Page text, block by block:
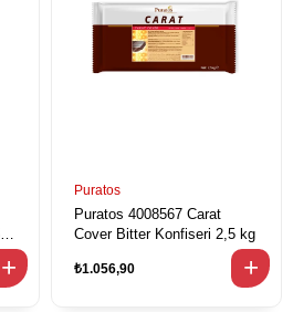
Puratos
Puratos 4008567 Carat
Cover Bitter Konfiseri 2,5 kg
₺1.056,90